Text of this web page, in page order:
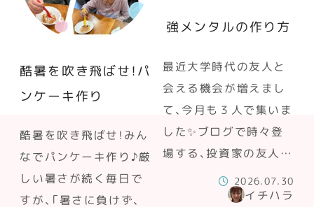
酷暑を吹き飛ばせ！パ
ンケーキ作り
酷暑を吹き飛ばせ！みん
なでパンケーキ作り♪厳
しい暑さが続く毎日で
すが、「暑さに負けず、
強メンタルの作り方
最近大学時代の友人と
会える機会が増えまし
て、今月も３人で集いま
した✨ブログで時々登
場する、投資家の友人…
2026.07.30
イチハラ